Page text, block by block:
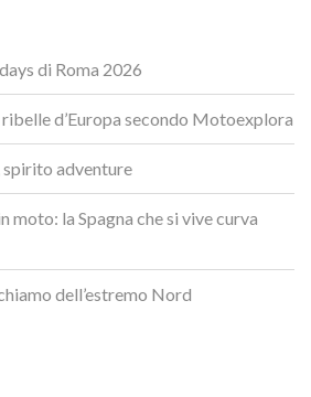
di Roma 2026
ribelle d’Europa secondo Motoexplora
spirito adventure
moto: la Spagna che si vive curva
dell’estremo Nord